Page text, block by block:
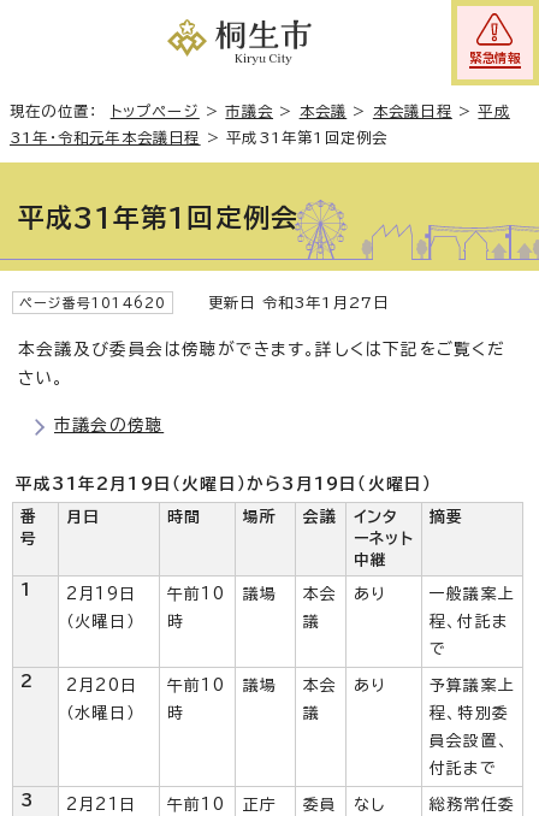
緊急情報
現在の位置： トップページ >市議会 > 本会議 > 本会議日程 >平成
31年・令和元年本会議日程
>平成31年第1回定例会
平成31年第1回定例会
ページ番号1014620 更新日 令和3年1月27日
本会議及び委員会は傍聴ができます。詳しくは下記をご覧くだ
さい。
市議会の傍聴
平成31年2月19日（火曜日）から3月19日（火曜日）
番
号
月日 時間 場所 会議
インタ
ーネット
中継
摘要
1
2月19日
（火曜日）
午前10
時
議場
本会
議
あり
一般議案上
程、付託ま
で
2
2月20日
（水曜日）
午前10
時
議場
本会
議
あり
予算議案上
程、特別委
員会設置、
付託まで
3
2月21日
午前10
正庁
委員
なし
総務常任委